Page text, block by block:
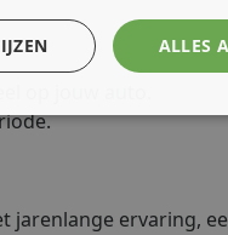
jarenlange ervaring,
ALLES